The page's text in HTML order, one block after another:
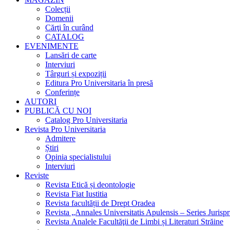
Colecții
Domenii
Cărţi în curând
CATALOG
EVENIMENTE
Lansări de carte
Interviuri
Târguri și expoziții
Editura Pro Universitaria în presă
Conferințe
AUTORI
PUBLICĂ CU NOI
Catalog Pro Universitaria
Revista Pro Universitaria
Admitere
Știri
Opinia specialistului
Interviuri
Reviste
Revista Etică și deontologie
Revista Fiat Iustitia
Revista facultății de Drept Oradea
Revista „Annales Universitatis Apulensis – Series
Revista Analele Facultăţii de Limbi și Literaturi Străine